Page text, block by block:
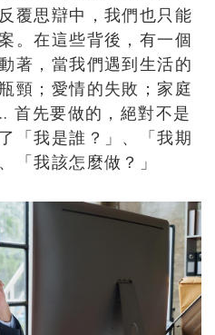
覆思辯中，我們也只能
。在這些背後，有一個
著， 當我們遇到生活的
頸；愛情的失敗； 家庭
首先要做的，絕對不是
「我是誰？」、「我期
「我該怎麼做？」